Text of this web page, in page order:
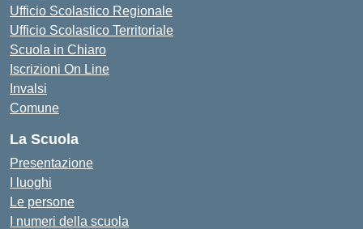
Ufficio Scolastico Regionale
Ufficio Scolastico Territoriale
Scuola in Chiaro
Iscrizioni On Line
Invalsi
Comune
La Scuola
Presentazione
I luoghi
Le persone
I numeri della scuola